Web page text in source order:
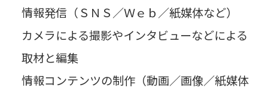
情報発信（ＳＮＳ／Ｗｅｂ／紙媒体など）
カメラによる撮影やインタビューなどによる
取材と編集
情報コンテンツの制作（動画／画像／紙媒体